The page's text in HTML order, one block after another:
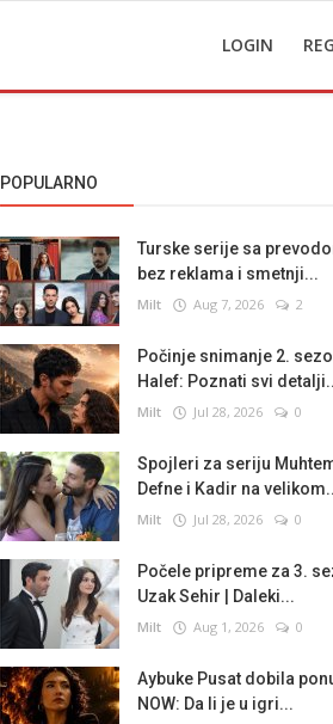
LOGIN
POPULARNO
Turske serije sa
bez reklama i smetnji...
Milt Aug 7, 2026 2
Počinje snimanje 2.
Halef: Poznati svi
Milt Jul 28, 2026 0
Spojleri za seriju
Defne i Kadir na
Milt Jul 28, 2026 0
Počele pripreme za 3.
Uzak Sehir | Daleki...
Milt Aug 1, 2026 0
Aybuke Pusat dobila
NOW: Da li je u igri...